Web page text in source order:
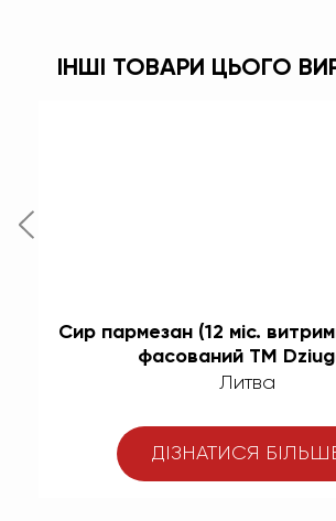
ІНШІ ТОВАРИ ЦЬОГО
Сир пармезан (12 міс.
фасований ТМ
Литва
ДІЗНАТИСЯ